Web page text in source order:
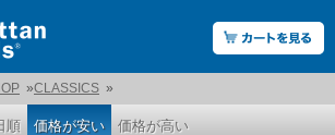
»CLASSICS »
順 価格が安い 価格が高い